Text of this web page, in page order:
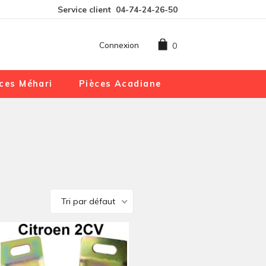
Service client 04-74-24-26-50
0
Connexion
Méhari Pièces Acadiane
Tri par défaut